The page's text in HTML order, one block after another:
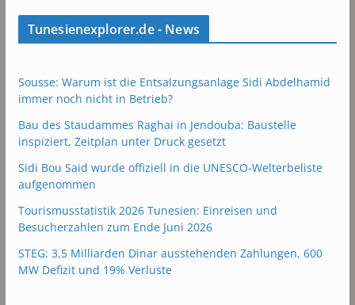
Tunesienexplorer.de - News
Sousse: Warum ist die Entsalzungsanlage Sidi Abdelhamid
immer noch nicht in Betrieb?
Bau des Staudammes Raghai in Jendouba: Baustelle
inspiziert, Zeitplan unter Druck gesetzt
Sidi Bou Said wurde offiziell in die UNESCO-Welterbeliste
aufgenommen
Tourismusstatistik 2026 Tunesien: Einreisen und
Besucherzahlen zum Ende Juni 2026
STEG: 3,5 Milliarden Dinar ausstehenden Zahlungen, 600
MW Defizit und 19% Verluste